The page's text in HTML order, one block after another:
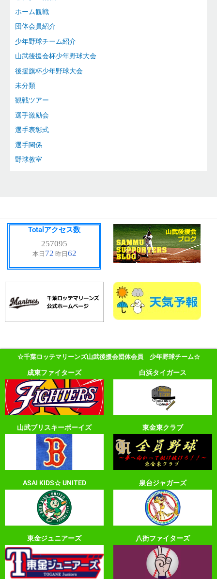
ホーム観戦
団体会員紹介
少年野球チーム紹介
山武後援会杯少年野球大会
後援旗杯少年野球大会
未分類
観戦ツアー
選手激励会
選手表彰式
選手関係
野球教室
Totalアクセス数
☆千葉ロッテマリーンズ山武後援会団体会員 少年野球チーム☆
成東ファイターズ 白浜タイガース
山武ブリスキーボーイズ 東金東クラブ
ASAI KIDS☆ UNITED 泉台ジャガーズ
東金ジュニアーズ 八街ファイターズ